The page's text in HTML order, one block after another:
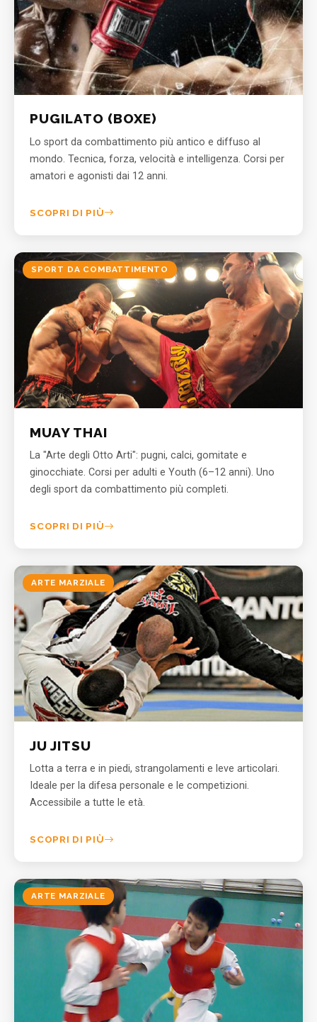
PUGILATO (BOXE)
Lo sport da combattimento più antico e diffuso al
mondo. Tecnica, forza, velocità e intelligenza. Corsi per
amatori e agonisti dai 12 anni.
SCOPRI DI PIÙ
SPORT DA COMBATTIMENTO
MUAY THAI
La "Arte degli Otto Arti": pugni, calci, gomitate e
ginocchiate. Corsi per adulti e Youth (6–12 anni). Uno
degli sport da combattimento più completi.
SCOPRI DI PIÙ
ARTE MARZIALE
JU JITSU
Lotta a terra e in piedi, strangolamenti e leve articolari.
Ideale per la difesa personale e le competizioni.
Accessibile a tutte le età.
SCOPRI DI PIÙ
ARTE MARZIALE